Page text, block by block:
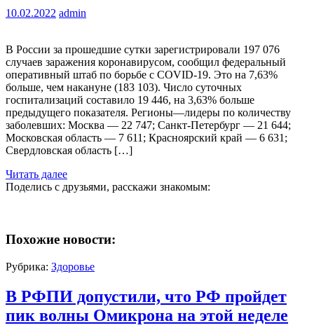
10.02.2022 admin
В России за прошедшие сутки зарегистрировали 197 076
случаев заражения коронавирусом, сообщил федеральный
оперативный штаб по борьбе с COVID-19. Это на 7,63%
больше, чем накануне (183 103). Число суточных
госпитализаций составило 19 446, на 3,63% больше
предыдущего показателя. Регионы—лидеры по количеству
заболевших: Москва — 22 747; Санкт-Петербург — 21 644;
Московская область — 7 611; Красноярский край — 6 631;
Свердловская область […]
Читать далее
Поделись с друзьями, расскажи знакомым:
Похожие новости:
Рубрика: Здоровье
В РФПИ допустили, что РФ пройдет
пик волны Омикрона на этой неделе